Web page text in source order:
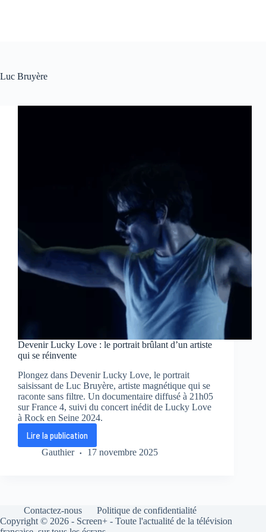
Luc Bruyère
Devenir Lucky Love : le portrait brûlant d’un artiste
qui se réinvente
Plongez dans Devenir Lucky Love, le portrait
saisissant de Luc Bruyère, artiste magnétique qui se
raconte sans filtre. Un documentaire diffusé à 21h05
sur France 4, suivi du concert inédit de Lucky Love
à Rock en Seine 2024.
Lire la publication
Devenir
Lucky
d’un
artiste
Gauthier 17 novembre 2025
Contactez-nous
Politique de confidentialité
Copyright © 2026 - Screen+ - Toute l'actualité de la télévision